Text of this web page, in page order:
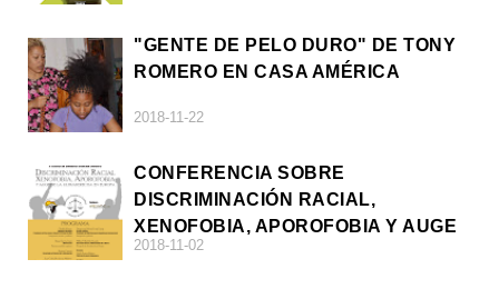
"GENTE DE PELO DURO" DE TONY
ROMERO EN CASA AMÉRICA
2018-11-22
CONFERENCIA SOBRE
DISCRIMINACIÓN RACIAL,
XENOFOBIA, APOROFOBIA Y AUGE
DE LA ULTRADERECHA EN EUROPA
2018-11-02